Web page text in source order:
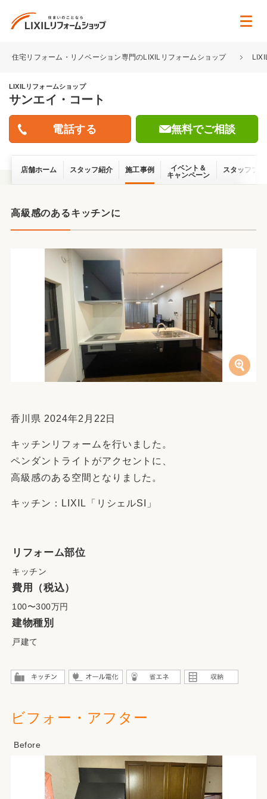
住宅リフォーム・リノベーション専門のLIXILリフォームショップ
LIXILリフォームショップ
サンエイ・コート
無料でご相談
店舗ホーム スタッフ紹介 施工事例
イベント＆
キャンペーン
スタッフブ
高級感のあるキッチンに
香川県 2024年2月22日
キッチンリフォームを行いました。
ペンダントライトがアクセントに、
高級感のある空間となりました。
キッチン：LIXIL「リシェルSI」
リフォーム部位
キッチン
費用（税込）
100〜300万円
建物種別
戸建て
ビフォー・アフター